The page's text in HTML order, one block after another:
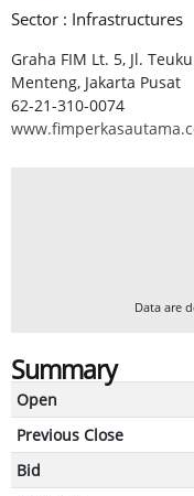
Sector : Infrastructures
Graha FIM Lt. 5, Jl.
Menteng, Jakarta Pusat
62-21-310-0074
Data are
Summary
Open
Previous Close
Bid